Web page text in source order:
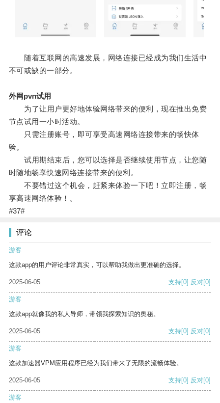
随着互联网的高速发展，网络连接已经成为我们生活中
不可或缺的一部分。
外网pvn试用
为了让用户更好地体验网络带来的便利，现在推出免费
节点试用一小时活动。
只需注册账号，即可享受高速网络连接带来的畅快体
验。
试用期结束后，您可以选择是否继续使用节点，让您随
时随地畅享快速网络连接带来的便利。
不要错过这个机会，赶紧来体验一下吧！立即注册，畅
享高速网络体验！。
#37#
评论
游客
这款app的用户评论非常真实，可以帮助我做出更准确的选择。
2025-06-05 支持[0] 反对[0]
游客
这款app就像我的私人导师，带领我探索知识的奥秘。
2025-06-05 支持[0] 反对[0]
游客
这款加速器VPM应用程序已经为我们带来了无限的流畅体验。
2025-06-05 支持[0] 反对[0]
游客